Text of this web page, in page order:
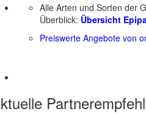
Alle Arten und Sorten der
Überblick: Übersicht
Preiswerte Angebote von